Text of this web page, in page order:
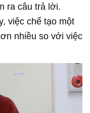
ra câu trả lời.
việc chế tạo một
nhiều so với việc